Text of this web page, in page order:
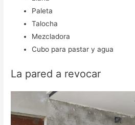
Paleta
Talocha
Mezcladora
Cubo para pastar y agua
La pared a revocar